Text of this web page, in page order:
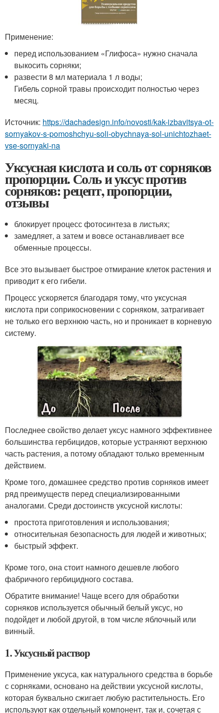
Применение:
перед использованием «Глифоса» нужно сначала
выкосить сорняки;
развести 8 мл материала 1 л воды;
Гибель сорной травы происходит полностью через
месяц.
Источник: https://dachadesign.info/novosti/kak-izbavitsya-ot-
sornyakov-s-pomoshchyu-soli-obychnaya-sol-unichtozhaet-
vse-sornyaki-na
Уксусная кислота и соль от сорняков
пропорции. Соль и уксус против
сорняков: рецепт, пропорции,
отзывы
блокирует процесс фотосинтеза в листьях;
замедляет, а затем и вовсе останавливает все
обменные процессы.
Все это вызывает быстрое отмирание клеток растения и
приводит к его гибели.
Процесс ускоряется благодаря тому, что уксусная
кислота при соприкосновении с сорняком, затрагивает
не только его верхнюю часть, но и проникает в корневую
систему.
Последнее свойство делает уксус намного эффективнее
большинства гербицидов, которые устраняют верхнюю
часть растения, а потому обладают только временным
действием.
Кроме того, домашнее средство против сорняков имеет
ряд преимуществ перед специализированными
аналогами. Среди достоинств уксусной кислоты:
простота приготовления и использования;
относительная безопасность для людей и животных;
быстрый эффект.
Кроме того, она стоит намного дешевле любого
фабричного гербицидного состава.
Обратите внимание! Чаще всего для обработки
сорняков используется обычный белый уксус, но
подойдет и любой другой, в том числе яблочный или
винный.
1. Уксусный раствор
Применение уксуса, как натурального средства в борьбе
с сорняками, основано на действии уксусной кислоты,
которая буквально сжигает любую растительность. Его
используют как отдельный компонент, так и, сочетая с